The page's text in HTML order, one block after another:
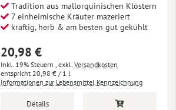
Tradition aus mallorquinischen Klöstern
7 einheimische Kräuter mazeriert
kräftig, herb & am besten gut gekühlt
20,98 €
Inkl. 19% Steuern , exkl. Versandkosten
20,98 € / 1 l
Informationen zur Lebensmittel Kennzeichnung
Details